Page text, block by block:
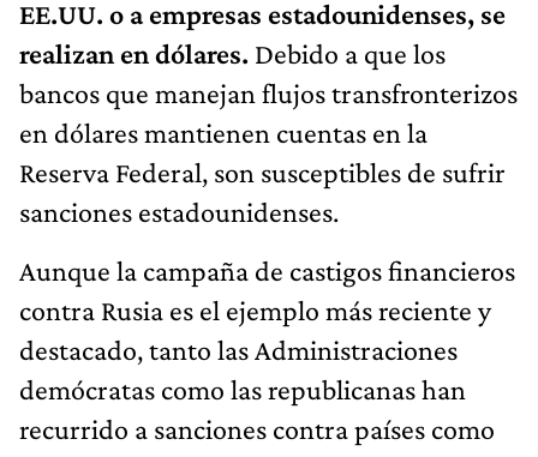
EE.UU. o a empresas estadounidenses, se
realizan en dólares. Debido a que los
bancos que manejan flujos transfronterizos
en dólares mantienen cuentas en la
Reserva Federal, son susceptibles de sufrir
sanciones estadounidenses.
Aunque la campaña de castigos financieros
contra Rusia es el ejemplo más reciente y
destacado, tanto las Administraciones
demócratas como las republicanas han
recurrido a sanciones contra países como